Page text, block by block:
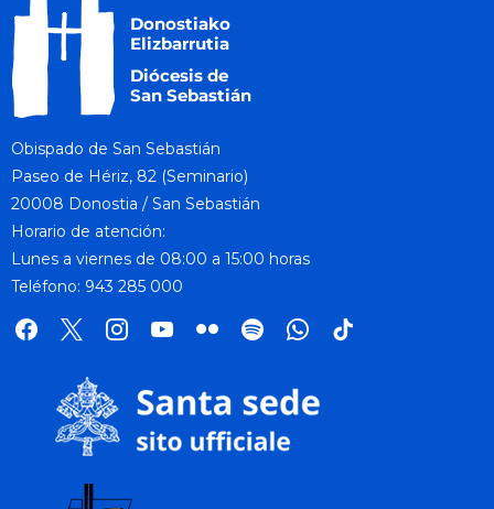
Obispado de San Sebastián
Paseo de Hériz, 82 (Seminario)
20008 Donostia / San Sebastián
Horario de atención:
Lunes a viernes de 08:00 a 15:00 horas
Teléfono: 943 285 000
facebook
x instagramyoutube
flickr spotifywhatsapp
tik